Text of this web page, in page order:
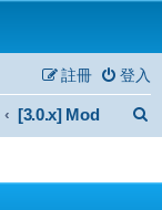
登入
註冊
[3.0.x] Mod